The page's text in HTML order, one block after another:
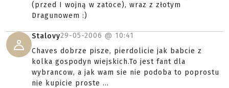
(przed I wojną w zatoce), wraz z złotym
Dragunowem :)
Stalovy29-05-2006 @ 10:41
Chaves dobrze pisze, pierdolicie jak babcie z
kolka gospodyn wiejskich.To jest fant dla
wybrancow, a jak wam sie nie podoba to poprostu
nie kupicie proste ...